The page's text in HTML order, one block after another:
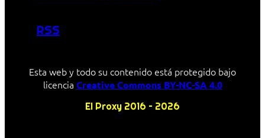
RSS
Esta web y todo su contenido está protegido bajo
licencia Creative Commons BY-NC-SA 4.0
El Proxy 2016 – 2026